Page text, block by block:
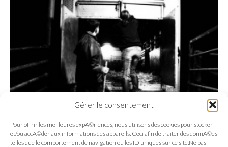
Gérer le consentement
Pour offrir les meilleures expÃ©riences, nous utilisons des cookies pour stocker
et/ou accÃ©der aux informations des appareils. Ceci afin de traiter des donnÃ©es
telles que le comportement de navigation ou les ID uniques sur ce site.Ne pas